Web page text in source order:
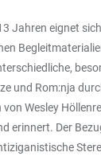
Jahren eignet
und Rom:nja
Wesley
erinnert. Der